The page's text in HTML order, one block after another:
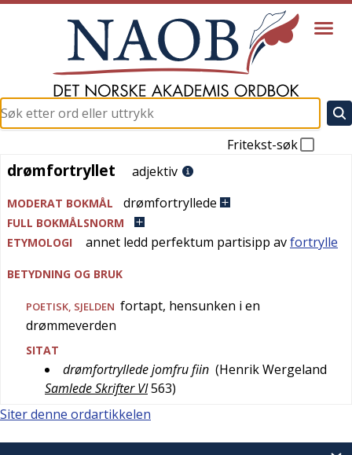
Fritekst-søk
drømfortryllet
drømfortryllet adjektiv
MODERAT BOKMÅL drømfortryllede
FULL BOKMÅLSNORM
ETYMOLOGI
annet ledd perfektum partisipp avfortrylle
BETYDNING OG BRUK
POETISK, SJELDEN fortapt, hensunken i en
drømmeverden
SITAT
drømfortryllede jomfru fiin (Henrik Wergeland
Samlede Skrifter VI563)
Siter denne ordartikkelen